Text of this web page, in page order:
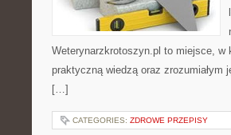
Weterynarzkrotoszyn.pl to miejsce,
praktyczną wiedzą oraz zrozumiałym
[…]
CATEGORIES: ZDROWE PRZEPISY